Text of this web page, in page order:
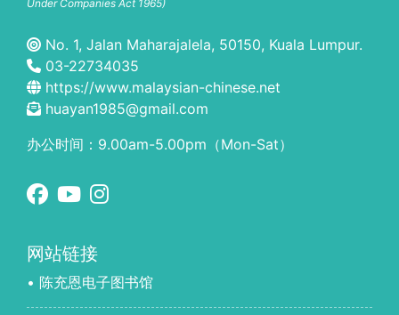
Under Companies Act 1965)
No. 1, Jalan Maharajalela, 50150, Kuala Lumpur.
03-22734035
https://www.malaysian-chinese.net
huayan1985@gmail.com
办公时间：9.00am-5.00pm（Mon-Sat）
网站链接
• 陈充恩电子图书馆